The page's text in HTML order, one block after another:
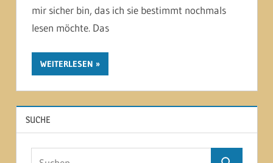
mir sicher bin, das ich sie bestimmt nochmals
lesen möchte. Das
WEITERLESEN
SUCHE